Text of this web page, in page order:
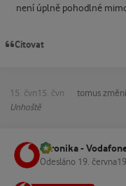
není úplně pohodlné
Citovat
15. čvn 15. čvn tomus
Unhoště
Veronika -
Odesláno 19. června